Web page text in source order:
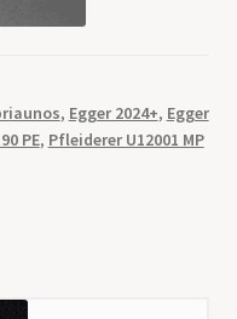
, Egger 2024+, Egger
PE, Pfleiderer U12001 MP